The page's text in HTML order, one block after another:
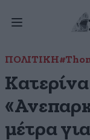
ΠΟΛΙΤΙΚΗ
μέτρα